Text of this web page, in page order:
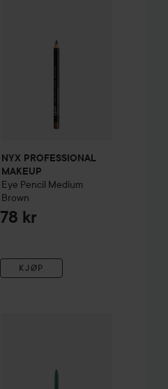
NYX PROFESSIONAL
MAKEUP
Eye Pencil Medium
Brown
78 kr
KJØP